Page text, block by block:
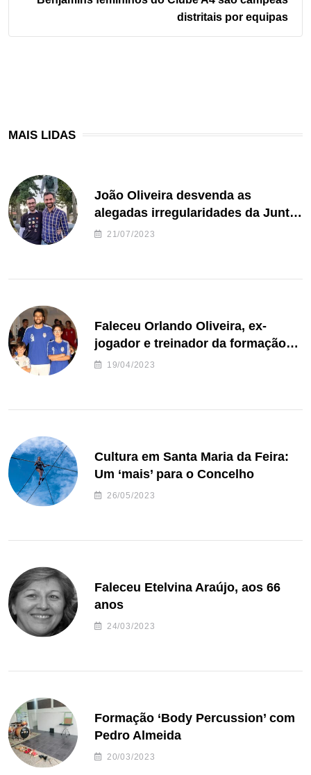
distritais por equipas
MAIS LIDAS
João Oliveira desvenda as
alegadas irregularidades da Junta
de Freguesia S. João de Ver
21/07/2023
Faleceu Orlando Oliveira, ex-
jogador e treinador da formação
de andebol do Feirense
19/04/2023
Cultura em Santa Maria da Feira:
Um ‘mais’ para o Concelho
26/05/2023
Faleceu Etelvina Araújo, aos 66
anos
24/03/2023
Formação ‘Body Percussion’ com
Pedro Almeida
20/03/2023